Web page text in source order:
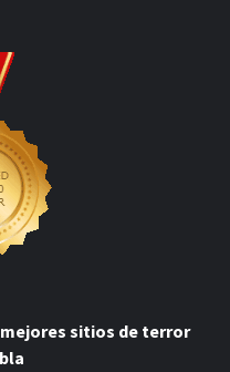
mejores sitios de terror